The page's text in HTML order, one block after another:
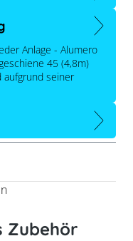
Anlage - Alumero
45 (4,8m)
aufgrund seiner
Zubehör